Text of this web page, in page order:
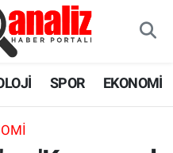
SPOR EKONOMİ